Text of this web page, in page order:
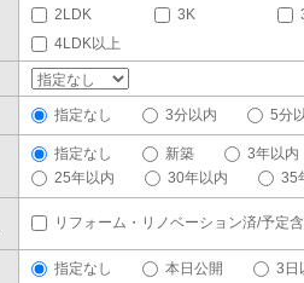
2LDK
3K
4LDK以上
指定なし 3分以内 5分
指定なし 新築
3年以内
25年以内
30年以内 35
リフォーム・リノベーション済/予定
指定なし 本日公開 3日